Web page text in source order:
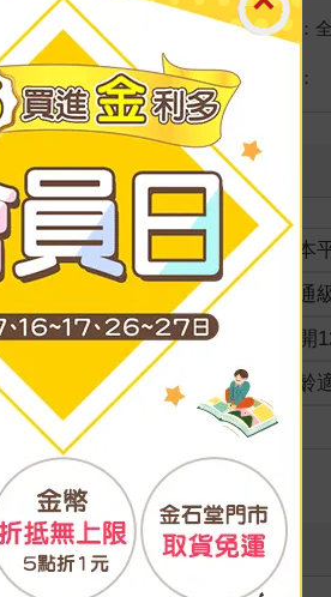
海外
國際快遞：
港澳店取：
紙本
分級
普通
商品規格
36開
適讀年齡
全齡